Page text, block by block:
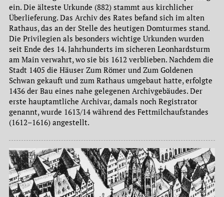
ein. Die älteste Urkunde (882) stammt aus kirchlicher
Überlieferung. Das Archiv des Rates befand sich im alten
Rathaus, das an der Stelle des heutigen Domturmes stand.
Die Privilegien als besonders wichtige Urkunden wurden
seit Ende des 14. Jahrhunderts im sicheren Leonhardsturm
am Main verwahrt, wo sie bis 1612 verblieben. Nachdem die
Stadt 1405 die Häuser Zum Römer und Zum Goldenen
Schwan gekauft und zum Rathaus umgebaut hatte, erfolgte
1436 der Bau eines nahe gelegenen Archivgebäudes. Der
erste hauptamtliche Archivar, damals noch Registrator
genannt, wurde 1613/14 während des Fettmilchaufstandes
(1612–1616) angestellt.